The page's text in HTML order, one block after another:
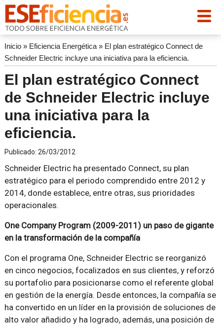
Inicio» Eficiencia Energética» El plan estratégico Connect de
Schneider Electric incluye una iniciativa para la eficiencia.
El plan estratégico Connect
de Schneider Electric incluye
una iniciativa para la
eficiencia.
Publicado: 26/03/2012
Schneider Electric ha presentado Connect, su plan
estratégico para el periodo comprendido entre 2012 y
2014, donde establece, entre otras, sus prioridades
operacionales.
One Company Program (2009-2011) un paso de gigante
en la transformación de la compañía
Con el programa One, Schneider Electric se reorganizó
en cinco negocios, focalizados en sus clientes, y reforzó
su portafolio para posicionarse como el referente global
en gestión de la energía. Desde entonces, la compañía se
ha convertido en un líder en la provisión de soluciones de
alto valor añadido y ha logrado, además, una posición de